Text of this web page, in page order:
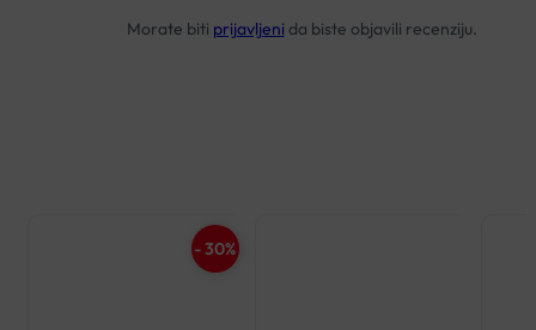
Morate biti prijavljeni da biste objavili recenziju.
- 30%